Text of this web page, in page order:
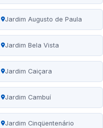
Jardim Augusto de Paula
Jardim Bela Vista
Jardim Caiçara
Jardim Cambuí
Jardim Cinqüentenário